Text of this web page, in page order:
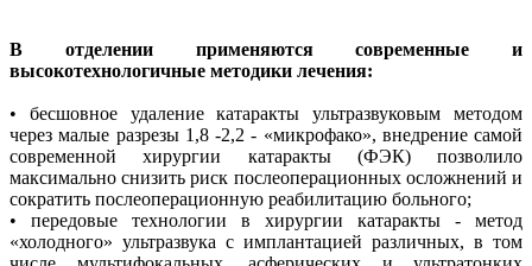
В отделении применяются современные и
высокотехнологичные методики лечения:
• бесшовное удаление катаракты ультразвуковым методом
через малые разрезы 1,8 -2,2 - «микрофако», внедрение самой
современной хирургии катаракты (ФЭК) позволило
максимально снизить риск послеоперационных осложнений и
сократить послеоперационную реабилитацию больного;
• передовые технологии в хирургии катаракты - метод
«холодного» ультразвука с имплантацией различных, в том